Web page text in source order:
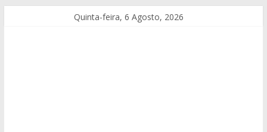
Quinta-feira, 6 Agosto, 2026